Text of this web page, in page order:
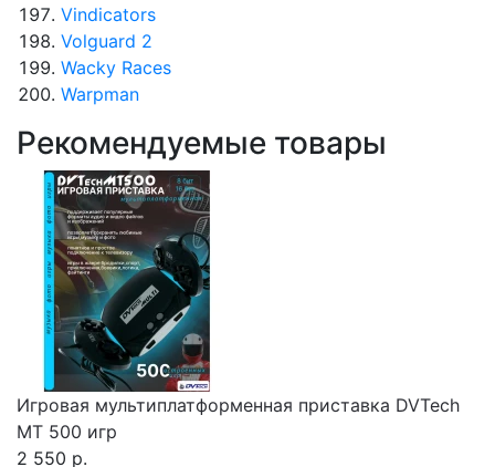
Vindicators
Volguard 2
Wacky Races
Warpman
Рекомендуемые товары
Игровая мультиплатформенная приставка DVTech
MT 500 игр
2 550 р.